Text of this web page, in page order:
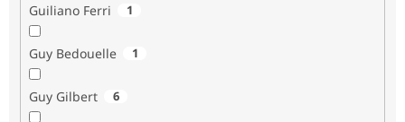
Guiliano Ferri 1
Guy Bedouelle 1
Guy Gilbert 6